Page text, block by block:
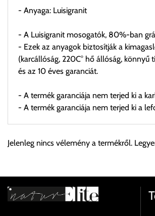
- Anyaga: Luisigranit
- A Luisigranit mosogatók, 80%-ban
- Ezek az anyagok biztosítják a
(karcállóság, 220C° hő állóság, könnyű
és az 10 éves garanciát.
- A termék garanciája nem terjed ki a
- A termék garanciája nem terjed ki a
Személyes átvétel:
Önnek lehetősége van rendelését a
Cím:1133 Budapest, Váci út 100.
Jelenleg nincs vélemény a termékről.